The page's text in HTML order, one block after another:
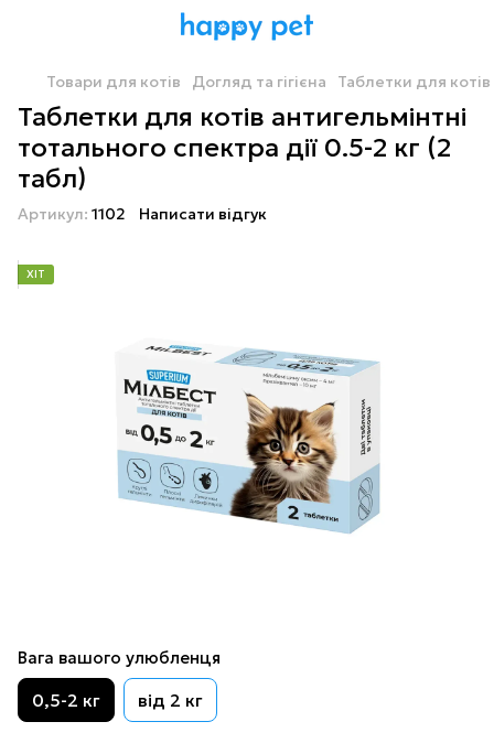
Товари для котів Догляд та гігієна Таблетки для
Таблетки для котів антигельмінтні
тотального спектра дії 0.5-2 кг (2
табл)
Артикул: 1102 Написати відгук
ХІТ
Вага вашого улюбленця
0,5-2 кг від 2 кг